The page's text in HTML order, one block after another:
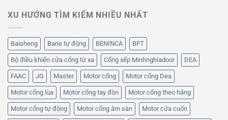
XU HƯỚNG TÌM KIẾM NHIỀU NHẤT
Baisheng Barie tự động BENINCA BFT
Bộ điều khiển cửa cổng từ xa Cổng xếp Minhnghiadoor DEA
FAAC JG Master Motor cổng Motor cổng Dea
Motor cổng lùa Motor cổng tay đòn Motor cổng theo hãng
Motor cổng tự động Motor cổng âm sàn Motor cửa cuốn